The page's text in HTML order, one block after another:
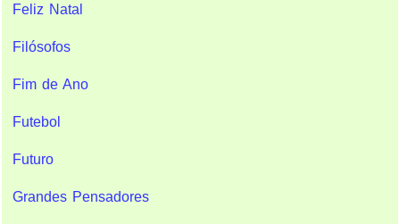
Feliz Natal
Filósofos
Fim de Ano
Futebol
Futuro
Grandes Pensadores